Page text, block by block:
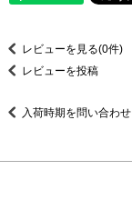
レビューを見る(0件)
レビューを投稿
入荷時期を問い合わ